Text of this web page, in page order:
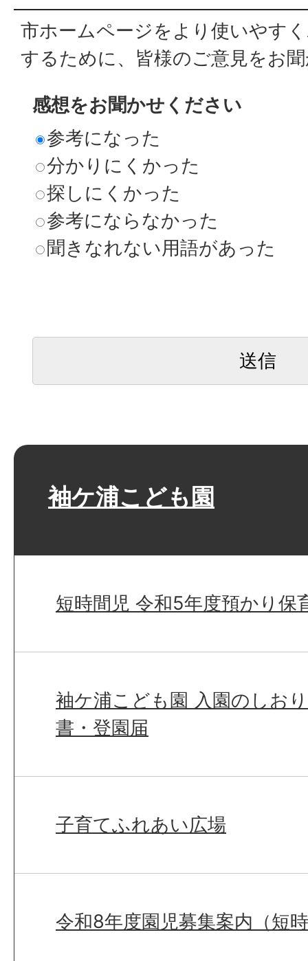
市ホームページをより使いやす
するために、皆様のご意見をお
感想をお聞かせください
参考になった
分かりにくかった
探しにくかった
参考にならなかった
聞きなれない用語があった
袖ケ浦こども園
短時間児 令和5年度預かり保
袖ケ浦こども園 入園のしお
書・登園届
子育てふれあい広場
令和8年度園児募集案内（短